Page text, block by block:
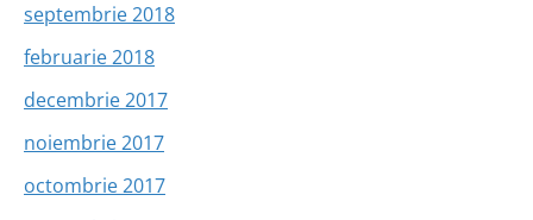
septembrie 2018
februarie 2018
decembrie 2017
noiembrie 2017
octombrie 2017